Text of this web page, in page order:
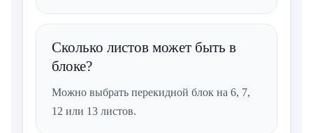
Сколько листов может быть в
блоке?
Можно выбрать перекидной блок на 6, 7,
12 или 13 листов.